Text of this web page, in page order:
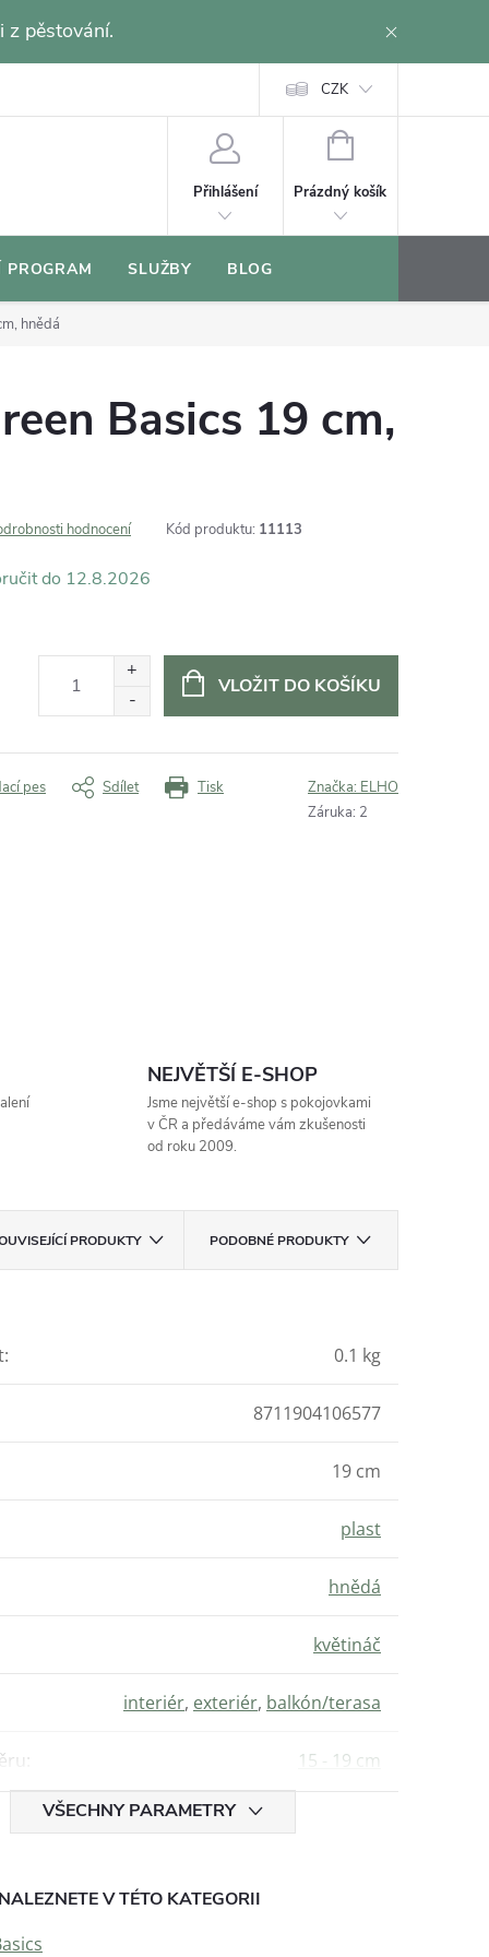
z pěstování.
CZK
Přihlášení
NÁKUPNÍ
Prázdný košík
PROGRAM SLUŽBY BLOG
hnědá
Basics 19 cm,
hodnocení Kód produktu: 11113
12.8.2026
VLOŽIT DO KOŠÍKU
Tisk
pes Sdílet Značka: ELHO
Záruka: 2
NEJVĚTŠÍ E-SHOP
Jsme největší e-shop s pokojovkami
v ČR a předáváme vám zkušenosti
od roku 2009.
PRODUKTY PODOBNÉ PRODUKTY
: 0.1 kg
8711904106577
19 cm
plast
hnědá
květináč
interiér, exteriér, balkón/terasa
: 15 - 19 cm
VŠECHNY PARAMETRY
V TÉTO KATEGORII